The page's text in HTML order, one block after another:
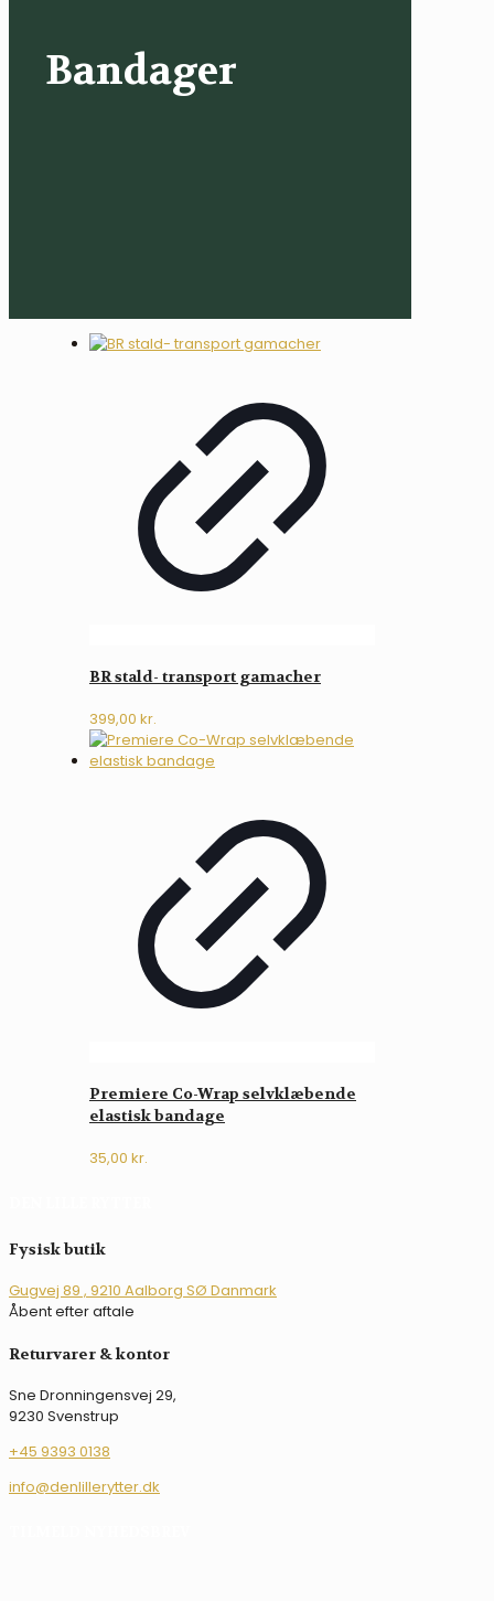
Bandager
BR stald- transport gamacher
399,00 kr.
Premiere Co-Wrap selvklæbende
elastisk bandage
35,00 kr.
Fysisk butik
Gugvej 89 , 9210 Aalborg SØ Danmark
Åbent efter aftale
Returvarer & kontor
Sne Dronningensvej 29,
9230 Svenstrup
+45 9393 0138
info@denlillerytter.dk